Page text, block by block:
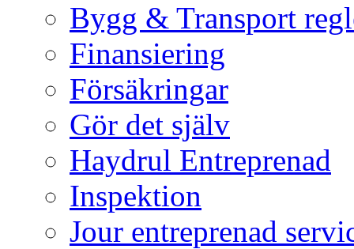
Bygg & Transport
Finansiering
Försäkringar
Gör det själv
Haydrul Entreprenad
Inspektion
Jour entreprenad